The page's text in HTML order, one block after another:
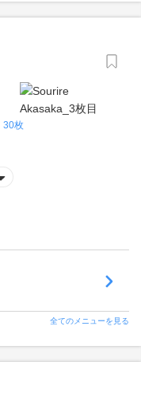
30枚
全てのメニューを見る